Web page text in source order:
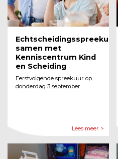
Echtscheidingsspreekuren
samen met
Kenniscentrum Kind
en Scheiding
Eerstvolgende spreekuur op
donderdag 3 september
Lees meer >